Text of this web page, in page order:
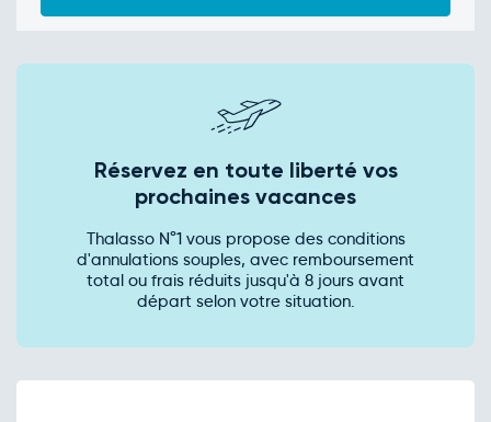
Réservez en toute liberté vos
prochaines vacances
Thalasso N°1 vous propose des conditions
d'annulations souples, avec remboursement
total ou frais réduits jusqu'à 8 jours avant
départ selon votre situation.